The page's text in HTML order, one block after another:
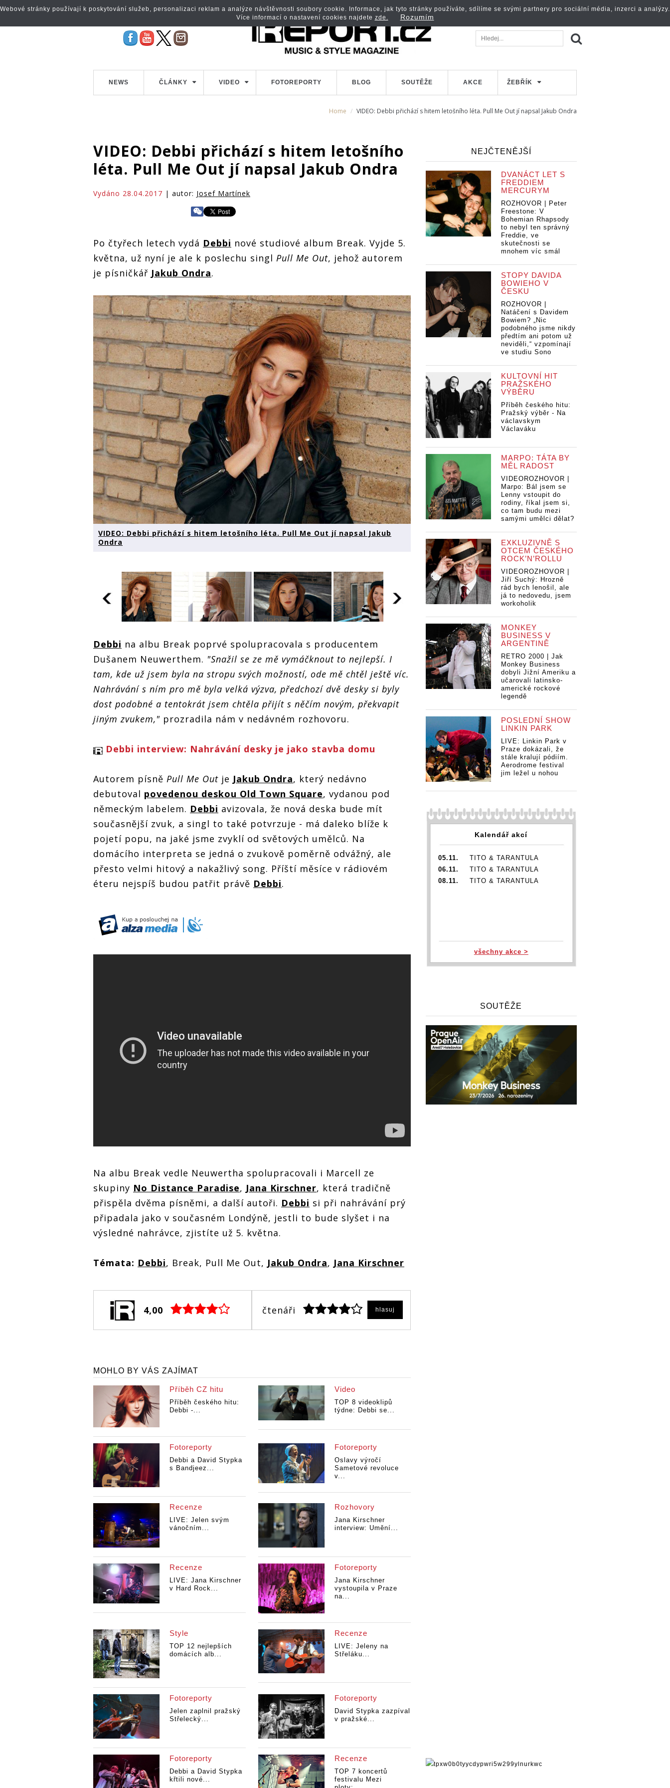
NEWS ČLÁNKY VIDEO FOTOREPORTY BLOG SOUTĚŽE AKCE ŽEBŘÍK
Home VIDEO: Debbi přichází s hitem letošního léta. Pull Me Out jí napsal Jakub Ondra
VIDEO: Debbi přichází s hitem letošního
léta. Pull Me Out jí napsal Jakub Ondra
Vydáno 28.04.2017 | autor: Josef Martínek
Po čtyřech letech vydá Debbi nové studiové album Break. Vyjde 5.
května, už nyní je ale k poslechu singl Pull Me Out, jehož autorem
je písničkář Jakub Ondra.
VIDEO: Debbi přichází s hitem letošního léta. Pull Me Out jí napsal Jakub
Ondra
přichází s hitem
letošního léta.
Pull Me Out jí
napsal Jakub
VIDEO: Debbi
přichází s hitem
letošního léta.
Pull Me Out jí
napsal Jakub
Ondra
VIDEO: Debbi
letošního léta.
Pull Me Out jí
napsal Jakub
Ondra
VIDEO: Debbi
přichází s hitem
letošního léta.
Pull Me Out jí
Ondra
VIDEO: Debbi
přichází s hitem
napsal Jakub
Ondra
VIDEO: Debbi
přichází s hitem
letošního léta.
Pull Me Out jí
napsal Jakub
Ondra
Debbi na albu Break poprvé spolupracovala s producentem
Dušanem Neuwerthem. "Snažil se ze mě vymáčknout to nejlepší. I
tam, kde už jsem byla na stropu svých možností, ode mě chtěl ještě víc.
Nahrávání s ním pro mě byla velká výzva, předchozí dvě desky si byly
dost podobné a tentokrát jsem chtěla přijít s něčím novým, překvapit
jiným zvukem," prozradila nám v nedávném rozhovoru.
Debbi interview: Nahrávání desky je jako stavba domu
Autorem písně Pull Me Out je Jakub Ondra, který nedávno
debutoval povedenou deskou Old Town Square, vydanou pod
německým labelem. Debbi avizovala, že nová deska bude mít
současnější zvuk, a singl to také potvrzuje - má daleko blíže k
pojetí popu, na jaké jsme zvyklí od světových umělců. Na
domácího interpreta se jedná o zvukově poměrně odvážný, ale
přesto velmi hitový a nakažlivý song. Příští měsíce v rádiovém
éteru nejspíš budou patřit právě Debbi.
Na albu Break vedle Neuwertha spolupracovali i Marcell ze
skupiny No Distance Paradise, Jana Kirschner, která tradičně
přispěla dvěma písněmi, a další autoři. Debbi si při nahrávání prý
připadala jako v současném Londýně, jestli to bude slyšet i na
výsledné nahrávce, zjistíte už 5. května.
Témata: Debbi, Break, Pull Me Out, Jakub Ondra, Jana Kirschner
4,00 čtenáři hlasuj
MOHLO BY VÁS ZAJÍMAT
Příběh CZ hitu
Příběh českého hitu:
Debbi -...
Video
TOP 8 videoklipů
týdne: Debbi se...
Fotoreporty
Debbi a David Stypka
s Bandjeez...
Fotoreporty
Oslavy výročí
Sametové revoluce
v...
Recenze
LIVE: Jelen svým
vánočním...
Rozhovory
Jana Kirschner
interview: Umění...
Recenze
LIVE: Jana Kirschner
v Hard Rock...
Fotoreporty
Jana Kirschner
vystoupila v Praze
na...
Style
TOP 12 nejlepších
domácích alb...
Recenze
LIVE: Jeleny na
Střeláku...
Fotoreporty
Jelen zaplnil pražský
Střelecký...
Fotoreporty
David Stypka zazpíval
v pražské...
Fotoreporty
Debbi a David Stypka
křtili nové...
Recenze
TOP 7 koncertů
festivalu Mezi
NEJČTENĚJŠÍ
DVANÁCT LET S
FREDDIEM
MERCURYM
ROZHOVOR | Peter
Freestone: V
Bohemian Rhapsody
to nebyl ten správný
Freddie, ve
skutečnosti se
mnohem víc smál
STOPY DAVIDA
BOWIEHO V
ČESKU
ROZHOVOR |
Natáčení s Davidem
Bowiem? „Nic
podobného jsme nikdy
předtím ani potom už
neviděli,“ vzpomínají
ve studiu Sono
KULTOVNÍ HIT
PRAŽSKÉHO
VÝBĚRU
Příběh českého hitu:
Pražský výběr - Na
václavskym
Václaváku
MARPO: TÁTA BY
MĚL RADOST
VIDEOROZHOVOR |
Marpo: Bál jsem se
Lenny vstoupit do
rodiny, říkal jsem si,
co tam budu mezi
samými umělci dělat?
EXKLUZIVNĚ S
OTCEM ČESKÉHO
ROCK’N’ROLLU
VIDEOROZHOVOR |
Jiří Suchý: Hrozně
rád bych lenošil, ale
já to nedovedu, jsem
workoholik
MONKEY
BUSINESS V
ARGENTINĚ
RETRO 2000 | Jak
Monkey Business
dobyli Jižní Ameriku a
učarovali latinsko-
americké rockové
legendě
POSLEDNÍ SHOW
LINKIN PARK
LIVE: Linkin Park v
Praze dokázali, že
stále kralují pódiím.
Aerodrome festival
jim ležel u nohou
Kalendář akcí
05.11.
TITO & TARANTULA
06.11.
TITO & TARANTULA
08.11.
TITO & TARANTULA
všechny akce >
SOUTĚŽE
Webové stránky používají k poskytování služeb, personalizaci reklam a analýze návštěvnosti soubory cookie. Informace, jak tyto stránky používáte, sdílíme se svými partnery pro sociální média, inzerci a analýzy.
Více informací o nastavení cookies najdete zde. Rozumím